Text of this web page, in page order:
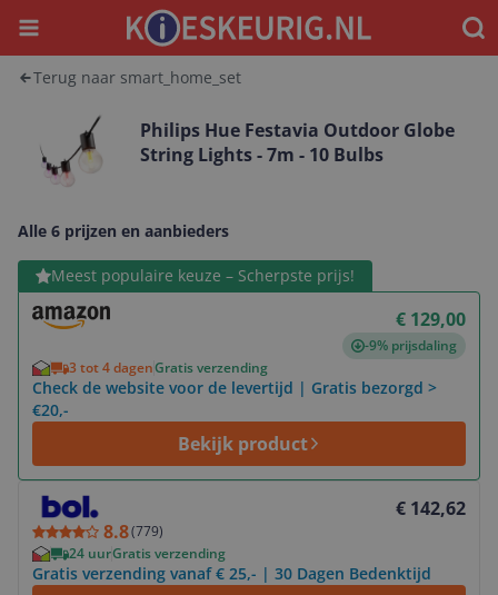
Menu
Terug naar smart_home_set
Philips Hue Festavia Outdoor Globe
String Lights - 7m - 10 Bulbs
Alle 6 prijzen en aanbieders
Meest populaire keuze – Scherpste prijs!
€ 129,00
-9% prijsdaling
3 tot 4 dagenGratis verzending
Check de website voor de levertijd | Gratis bezorgd >
€20,-
Bekijk product
Bekijk product
8.8(779)
€ 142,62
24 uurGratis verzending
Gratis verzending vanaf € 25,- | 30 Dagen Bedenktijd
Bekijk product